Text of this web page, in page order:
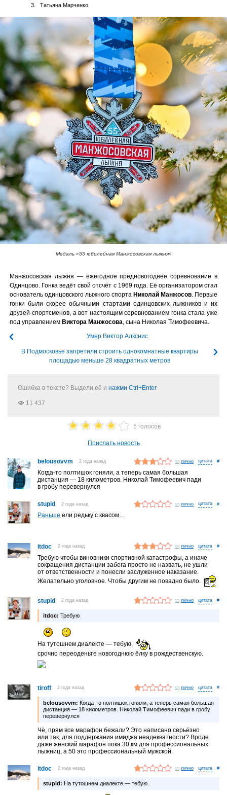
Татьяна Марченко.
Медаль «55 юбилейная Манжосовская лыжня»
Манжосовская лыжня — ежегодное предновогоднее соревнование в
Одинцово. Гонка ведёт свой отсчёт с 1969 года. Её организатором стал
основатель одинцовского лыжного спорта Николай Манжосов. Первые
гонки были скорее обычными стартами одинцовских лыжников и их
друзей-спортсменов, а вот настоящим соревнованием гонка стала уже
под управлением Виктора Манжосова, сына Николая Тимофеевича.
Умер Виктор Алкснис
В Подмосковье запретили строить однокомнатные квартиры
площадью меньше 28 квадратных метров
Ошибка в тексте? Выдели её и нажми Ctrl+Enter
11 437
5 голосов
Прислать новость
belousovvm 2 года назад лично #
Когда-то полтишок гоняли, а теперь самая большая
дистанция — 18 километров. Николай Тимофеевич пади
в гробу перевернулся
stupid 2 года назад лично #
Раньше ели редьку с квасом…
itdoc 2 года назад лично #
Требую чтобы виновники спортивной катастрофы, а иначе
сокращения дистанции забега просто не назвать, не ушли
от ответственности и понесли заслуженное наказание.
Желательно уголовное. Чтобы другим не повадно было.
stupid 2 года назад лично #
itdoc: Требую
На тутошнем диалекте — тебую.
срочно переоденьте новогоднюю ёлку в рождественскую.
tiroff 2 года назад лично #
belousovvm: Когда-то полтишок гоняли, а теперь самая большая
дистанция — 18 километров. Николай Тимофеевич пади в гробу
перевернулся
Чё, прям все марафон бежали? Это написано серьёзно
или так, для поддержания имиджа неадекватности? Вроде
даже женский марафон пока 30 км для профессиональных
лыжниц, а 50 это профессиональный мужской.
itdoc 2 года назад лично #
stupid: На тутошнем диалекте — тебую.